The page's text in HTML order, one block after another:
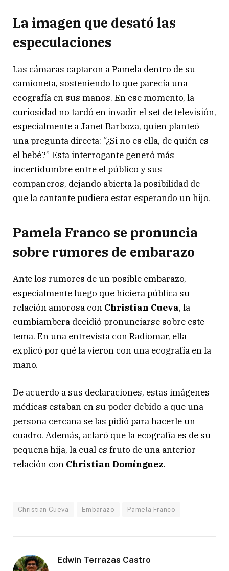
La imagen que desató las
especulaciones
Las cámaras captaron a Pamela dentro de su
camioneta, sosteniendo lo que parecía una
ecografía en sus manos. En ese momento, la
curiosidad no tardó en invadir el set de televisión,
especialmente a Janet Barboza, quien planteó
una pregunta directa: “¿Si no es ella, de quién es
el bebé?” Esta interrogante generó más
incertidumbre entre el público y sus
compañeros, dejando abierta la posibilidad de
que la cantante pudiera estar esperando un hijo.
Pamela Franco se pronuncia
sobre rumores de embarazo
Ante los rumores de un posible embarazo,
especialmente luego que hiciera pública su
relación amorosa con Christian Cueva, la
cumbiambera decidió pronunciarse sobre este
tema. En una entrevista con Radiomar, ella
explicó por qué la vieron con una ecografía en la
mano.
De acuerdo a sus declaraciones, estas imágenes
médicas estaban en su poder debido a que una
persona cercana se las pidió para hacerle un
cuadro. Además, aclaró que la ecografía es de su
pequeña hija, la cual es fruto de una anterior
relación con Christian Domínguez.
Christian Cueva Embarazo Pamela Franco
Edwin Terrazas Castro